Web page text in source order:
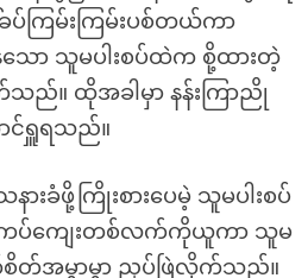
ပ်ကြမ်းကြမ်းပစ်တယ်ကာ
ော သူမပါးစပ်ထဲက စို့ထားတဲ့
။ ထိုအခါမှာ နန်းကြာညို
ရှူရသည်။
းခံဖို့ကြိုးစားပေမဲ့ သူမပါးစပ်
ကပ်ကျေးတစ်လက်ကိုယူကာ သူမ
အမွှာမွှာ ညှပ်ဖြဲလိုက်သည်။